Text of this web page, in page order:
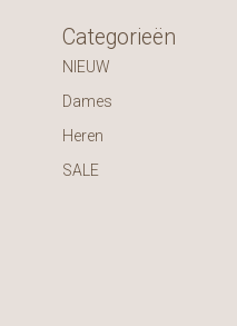
Categorieën
NIEUW
Dames
Heren
SALE